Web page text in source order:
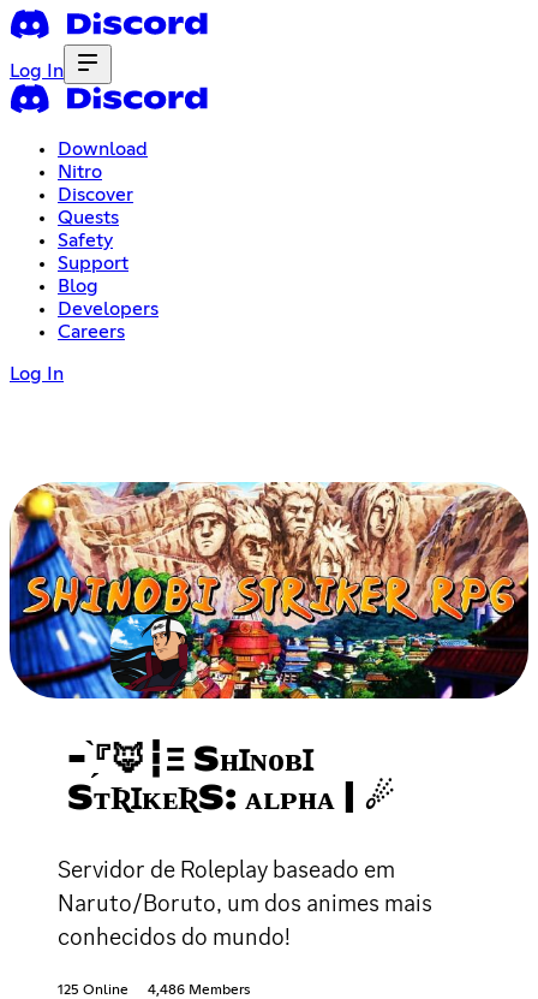
Log In
Download
Nitro
Discover
Quests
Safety
Support
Blog
Developers
Careers
Log In
- ̗̀『🦊┇Ξ SʜꞮɴᴏʙꞮ
SᴛƦꞮᴋᴇƦS: ᴀʟᴘʜᴀ | ☄
Servidor de Roleplay baseado em
Naruto/Boruto, um dos animes mais
conhecidos do mundo!
125 Online 4,486 Members